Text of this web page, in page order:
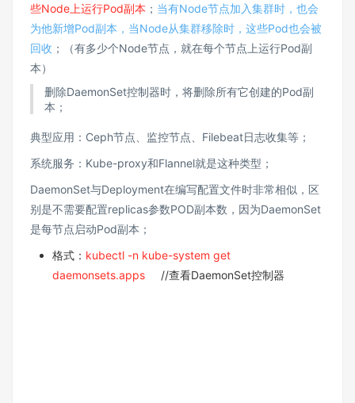
些Node上运行Pod副本 ； 当有Node节点加入集群时，也会
为他新增Pod副本，当Node从集群移除时，这些Pod也会被
回收 ；（有多少个Node节点，就在每个节点上运行Pod副
本）
删除DaemonSet控制器时，将删除所有它创建的Pod副
本；
典型应用：Ceph节点、监控节点、Filebeat日志收集等；
系统服务：Kube-proxy和Flannel就是这种类型；
DaemonSet与Deployment在编写配置文件时非常相似，区
别是不需要配置replicas参数POD副本数，因为DaemonSet
是每节点启动Pod副本；
格式： kubectl -n kube-system get
daemonsets.apps
//查看DaemonSet控制器